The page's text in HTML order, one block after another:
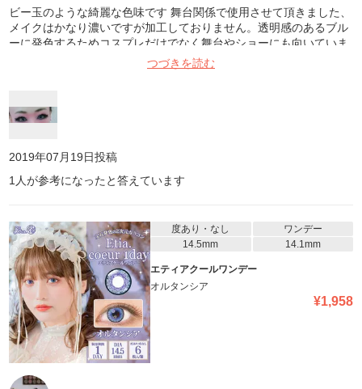
ビー玉のような綺麗な色味です 舞台関係で使用させて頂きました、
メイクはかなり濃いですが加工しておりません。透明感のあるブル
ーに発色するためコスプレだけでなく舞台やショーにも向いていま
す。クオリテワンデーも好きですが、こちらも良し。
つづきを読む
2019年07月19日投稿
1 人が参考になったと答えています
度あり・なし
ワンデー
14.5mm
14.1mm
エティアクールワンデー
オルタンシア
¥1,958